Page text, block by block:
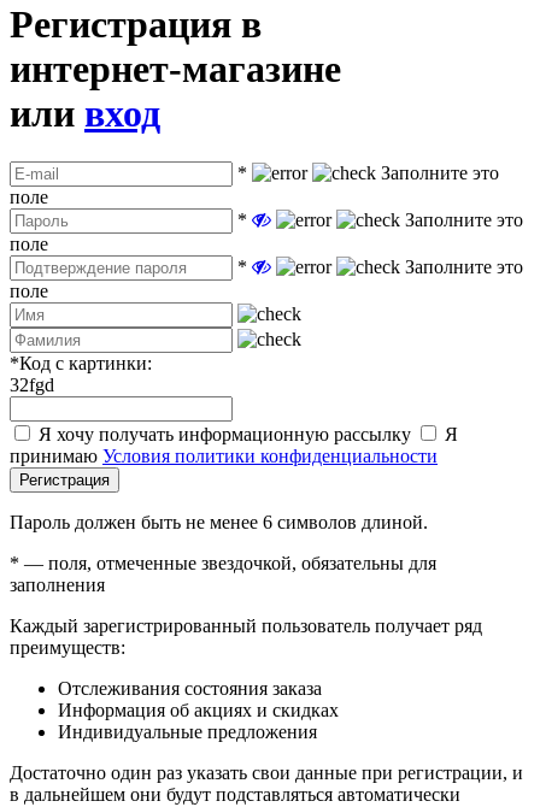
Регистрация в
интернет-магазине
или вход
*
Заполните это
поле
*
Заполните это
поле
*
Заполните это
поле
*Код с картинки:
32fgd
Я хочу получать информационную рассылку
Я
принимаю Условия политики конфиденциальности
Регистрация
Пароль должен быть не менее 6 символов длиной.
* — поля, отмеченные звездочкой, обязательны для
заполнения
Каждый зарегистрированный пользователь получает ряд
преимуществ:
Отслеживания состояния заказа
Информация об акциях и скидках
Индивидуальные предложения
Достаточно один раз указать свои данные при регистрации, и
в дальнейшем они будут подставляться автоматически